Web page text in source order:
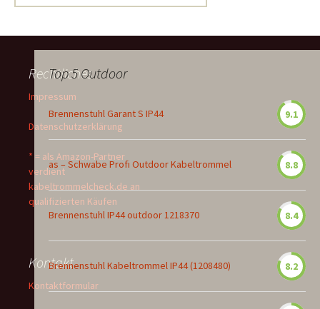
nach:
Top 5 Outdoor
Brennenstuhl Garant S IP44 9.1
as – Schwabe Profi Outdoor Kabeltrommel 8.8
Brennenstuhl IP44 outdoor 1218370 8.4
Brennenstuhl Kabeltrommel IP44 (1208480) 8.2
Rechtliches
Impressum
Datenschutzerklärung
* = als Amazon-Partner
verdient
kabeltrommelcheck.de an
qualifizierten Käufen
Kontakt
Kontaktformular